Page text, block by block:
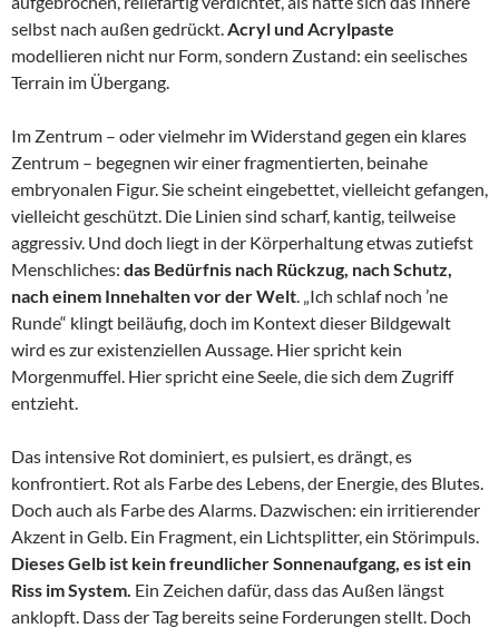
selbst nach außen gedrückt.Acryl und Acrylpaste
modellieren nicht nur Form, sondern Zustand: ein seelisches
Terrain im Übergang.
Im Zentrum – oder vielmehr im Widerstand gegen ein klares
Zentrum – begegnen wir einer fragmentierten, beinahe
embryonalen Figur. Sie scheint eingebettet, vielleicht gefangen,
vielleicht geschützt. Die Linien sind scharf, kantig, teilweise
aggressiv. Und doch liegt in der Körperhaltung etwas zutiefst
Menschliches: das Bedürfnis nach Rückzug, nach Schutz,
nach einem Innehalten vor der Welt. „Ich schlaf noch ’ne
Runde“ klingt beiläufig, doch im Kontext dieser Bildgewalt
wird es zur existenziellen Aussage. Hier spricht kein
Morgenmuffel. Hier spricht eine Seele, die sich dem Zugriff
entzieht.
Das intensive Rot dominiert, es pulsiert, es drängt, es
konfrontiert. Rot als Farbe des Lebens, der Energie, des Blutes.
Doch auch als Farbe des Alarms. Dazwischen: ein irritierender
Akzent in Gelb. Ein Fragment, ein Lichtsplitter, ein Störimpuls.
Dieses Gelb ist kein freundlicher Sonnenaufgang, es ist ein
Riss im System. Ein Zeichen dafür, dass das Außen längst
anklopft. Dass der Tag bereits seine Forderungen stellt. Doch